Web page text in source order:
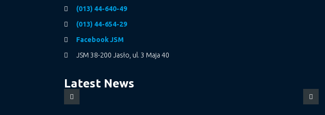
(013) 44-640-49
(013) 44-654-29
Facebook JSM
JSM 38-200 Jasło, ul. 3 Maja 40
Latest News